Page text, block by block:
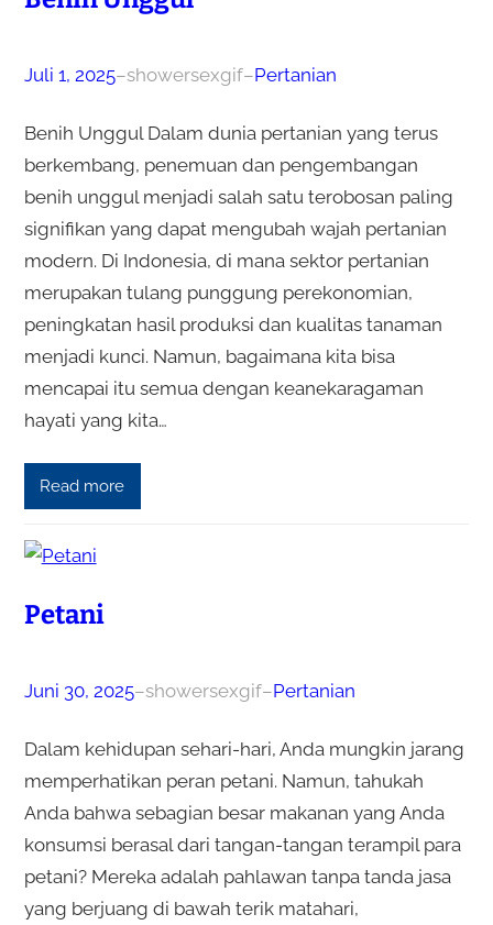
Juli 1, 2025–showersexgif–Pertanian
Benih Unggul Dalam dunia pertanian yang terus
berkembang, penemuan dan pengembangan
benih unggul menjadi salah satu terobosan paling
signifikan yang dapat mengubah wajah pertanian
modern. Di Indonesia, di mana sektor pertanian
merupakan tulang punggung perekonomian,
peningkatan hasil produksi dan kualitas tanaman
menjadi kunci. Namun, bagaimana kita bisa
mencapai itu semua dengan keanekaragaman
hayati yang kita…
Read more
Petani
Juni 30, 2025–showersexgif–Pertanian
Dalam kehidupan sehari-hari, Anda mungkin jarang
memperhatikan peran petani. Namun, tahukah
Anda bahwa sebagian besar makanan yang Anda
konsumsi berasal dari tangan-tangan terampil para
petani? Mereka adalah pahlawan tanpa tanda jasa
yang berjuang di bawah terik matahari,